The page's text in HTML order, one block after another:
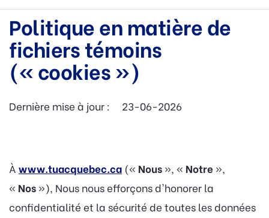
Politique en matière de
fichiers témoins
(« cookies »)
Dernière mise à jour : 23-06-2026
À www.tuacquebec.ca (« Nous », « Notre »,
« Nos »), Nous nous efforçons d'honorer la
confidentialité et la sécurité de toutes les données